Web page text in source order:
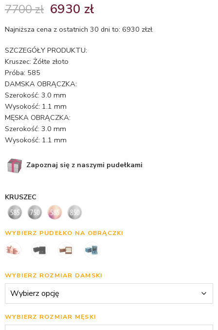
7700zł 6930 zł
Najniższa cena z ostatnich 30 dni to: 6930 złzł
SZCZEGÓŁY PRODUKTU:
Kruszec: Żółte złoto
Próba: 585
DAMSKA OBRĄCZKA:
Szerokość: 3.0 mm
Wysokość: 1.1 mm
MĘSKA OBRĄCZKA:
Szerokość: 3.0 mm
Wysokość: 1.1 mm
Zapoznaj się z naszymi pudełkami
KRUSZEC
WYBIERZ PUDEŁKO NA OBRĄCZKI
WYBIERZ ROZMIAR DAMSKI
WYBIERZ ROZMIAR MĘSKI